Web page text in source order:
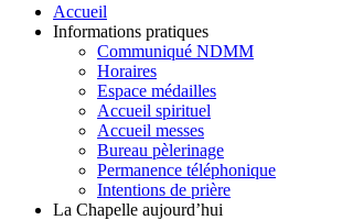
Accueil
Informations pratiques
Communiqué NDMM
Horaires
Espace médailles
Accueil spirituel
Accueil messes
Bureau pèlerinage
Permanence téléphonique
Intentions de prière
La Chapelle aujourd’hui